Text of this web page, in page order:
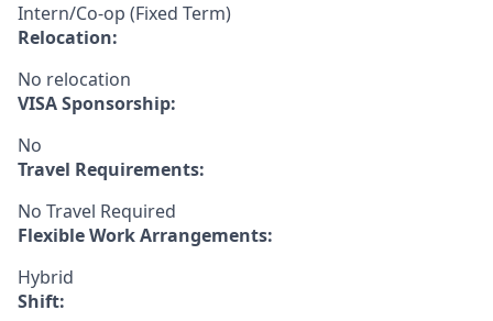
Intern/Co-op (Fixed Term)
Relocation:
No relocation
VISA Sponsorship:
No
Travel Requirements:
No Travel Required
Flexible Work Arrangements:
Hybrid
Shift: